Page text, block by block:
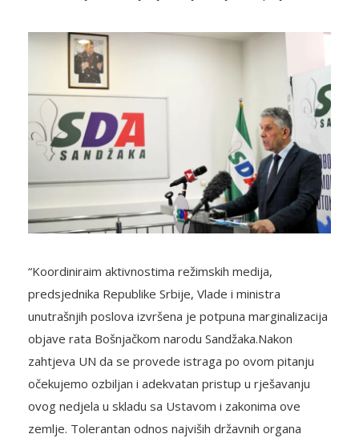
“Koordiniraim aktivnostima režimskih medija,
predsjednika Republike Srbije, Vlade i ministra
unutrašnjih poslova izvršena je potpuna marginalizacija
objave rata Bošnjačkom narodu Sandžaka.Nakon
zahtjeva UN da se provede istraga po ovom pitanju
očekujemo ozbiljan i adekvatan pristup u rješavanju
ovog nedjela u skladu sa Ustavom i zakonima ove
zemlje. Tolerantan odnos najviših državnih organa